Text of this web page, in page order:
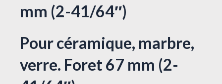
mm (2-41/64″)
Pour céramique, marbre,
verre. Foret 67 mm (2-